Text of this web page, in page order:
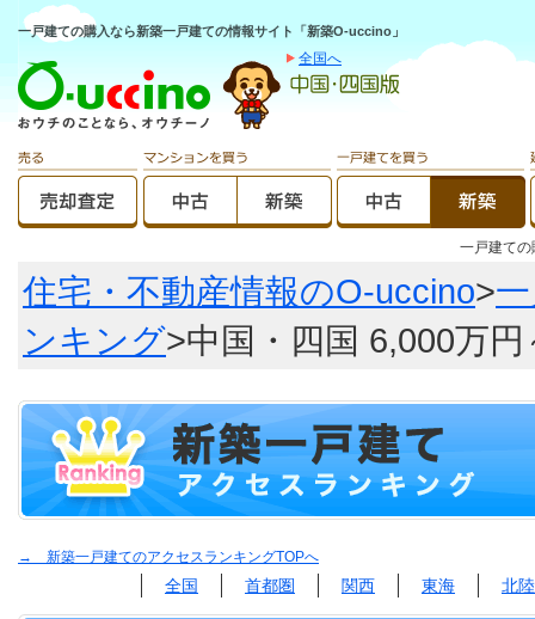
一戸建ての購入なら新築一戸建ての情報サイト「新築O-uccino」
全国へ
一戸建て
住宅・不動産情報のO-uccino>
ンキング>中国・四国 6,000万
→ 新築一戸建てのアクセスランキングTOPへ
全国 首都圏 関西 東海 北